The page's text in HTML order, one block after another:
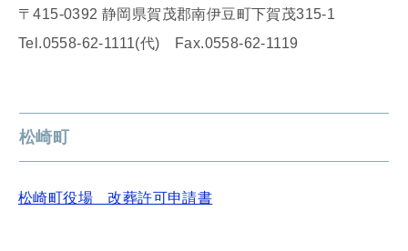
〒415-0392 静岡県賀茂郡南伊豆町下賀茂315-1
Tel.0558-62-1111(代) Fax.0558-62-1119
松崎町
松崎町役場 改葬許可申請書